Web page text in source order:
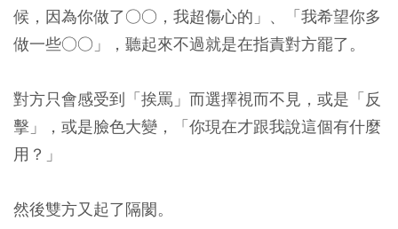
候，因為你做了○○，我超傷心的」、「我希望你多
做一些○○」，聽起來不過就是在指責對方罷了。
對方只會感受到「挨罵」而選擇視而不見，或是「反
擊」，或是臉色大變，「你現在才跟我說這個有什麼
用？」
然後雙方又起了隔閡。